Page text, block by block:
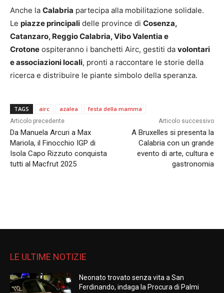
Anche la Calabria partecipa alla mobilitazione solidale.
Le piazze principali delle province di Cosenza,
Catanzaro, Reggio Calabria, Vibo Valentia e
Crotone ospiteranno i banchetti Airc, gestiti da volontari
e associazioni locali, pronti a raccontare le storie della
ricerca e distribuire le piante simbolo della speranza.
TAGS airc azalea festa della mamma
Articolo precedente
Da Manuela Arcuri a Max
Mariola, il Finocchio IGP di
Isola Capo Rizzuto conquista
tutti al Macfrut 2025
Articolo successivo
A Bruxelles si presenta la
Calabria con un grande
evento di arte, cultura e
gastronomia
LE ULTIME NOTIZIE
Neonato trovato senza vita a San
Ferdinando, indaga la Procura di Palmi